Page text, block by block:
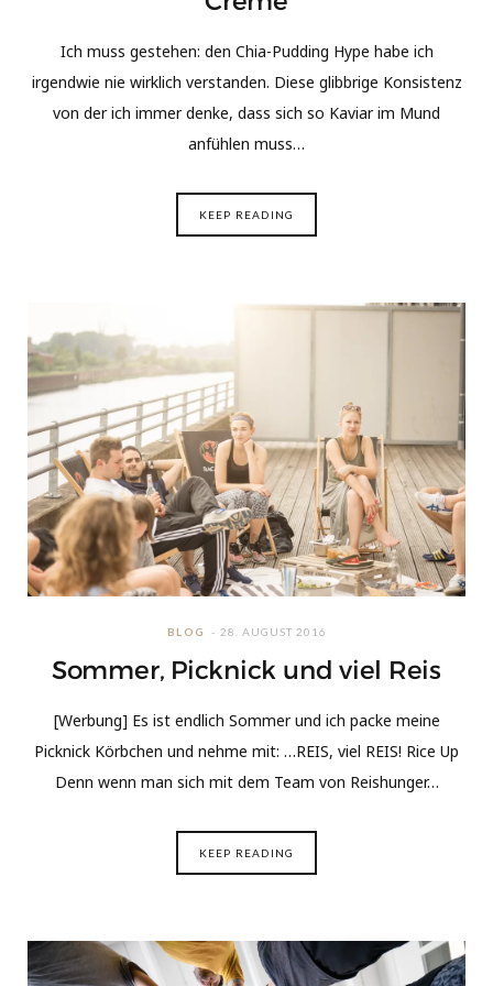
Ich muss gestehen: den Chia-Pudding Hype habe ich
irgendwie nie wirklich verstanden. Diese glibbrige Konsistenz
von der ich immer denke, dass sich so Kaviar im Mund
anfühlen muss…
KEEP READING
BLOG 28. AUGUST 2016
Sommer, Picknick und viel Reis
[Werbung] Es ist endlich Sommer und ich packe meine
Picknick Körbchen und nehme mit: …REIS, viel REIS! Rice Up
Denn wenn man sich mit dem Team von Reishunger…
KEEP READING